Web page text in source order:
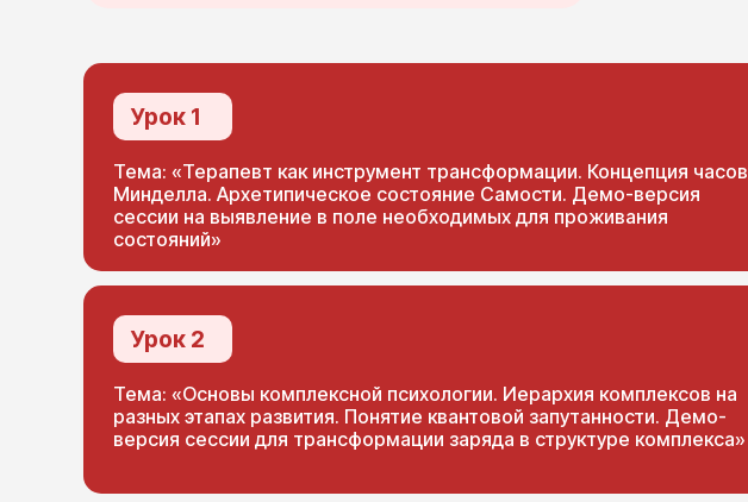
Тема: «Терапевт как инструмент трансформации. Концепция часов
Минделла. Архетипическое состояние Самости. Демо-версия
сессии на выявление в поле необходимых для проживания
состояний»
Урок 1
Тема: «Основы комплексной психологии. Иерархия комплексов на
разных этапах развития. Понятие квантовой запутанности. Демо-
версия сессии для трансформации заряда в структуре комплекса»
Урок 2